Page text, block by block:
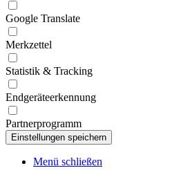
Google Translate
Merkzettel
Statistik & Tracking
Endgeräteerkennung
Partnerprogramm
Menü schließen